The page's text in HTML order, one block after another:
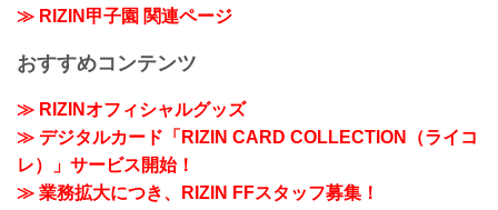
≫ RIZIN甲子園 関連ページ
おすすめコンテンツ
≫ RIZINオフィシャルグッズ
≫ デジタルカード「RIZIN CARD COLLECTION（ライコ
レ）」サービス開始！
≫ 業務拡大につき、RIZIN FFスタッフ募集！